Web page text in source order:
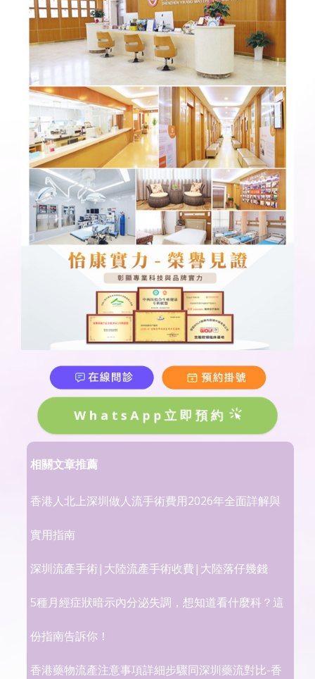
WhatsApp立即預約
相關文章推薦
香港人北上深圳做人流手術費用2026年全面詳解與
實用指南
深圳流產手術|大陸流產手術收費|大陸落仔幾錢
5種月經症狀暗示內分泌失調，想知道看什麼科？這
份指南告訴你！
香港藥物流產注意事項詳細步驟同深圳藥流對比-香